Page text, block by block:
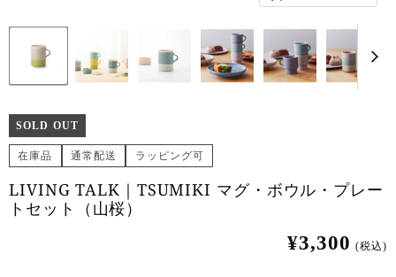
SOLD OUT
在庫品 通常配送 ラッピング可
LIVING TALK｜TSUMIKI マグ・ボウル・プレー
トセット（山桜）
¥3,300 (税込)